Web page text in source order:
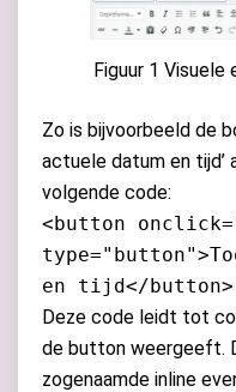
Figuur 1
Zo is bijvoorbeeld de
actuele datum en
volgende code:
<button
en tijd</button>
Deze code leidt tot
de button weergeeft.
zogenaamde inline